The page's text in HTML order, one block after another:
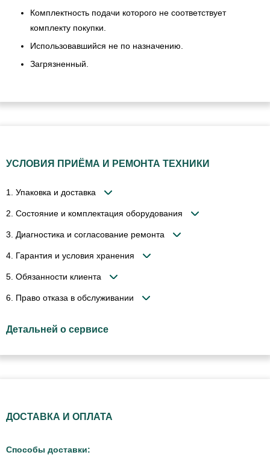
Комплектность подачи которого не соответствует
комплекту покупки.
Использовавшийся не по назначению.
Загрязненный.
УСЛОВИЯ ПРИЁМА И РЕМОНТА ТЕХНИКИ
1. Упаковка и доставка
2. Состояние и комплектация оборудования
3. Диагностика и согласование ремонта
4. Гарантия и условия хранения
5. Обязанности клиента
6. Право отказа в обслуживании
Детальней о сервисе
ДОСТАВКА И ОПЛАТА
Способы доставки: